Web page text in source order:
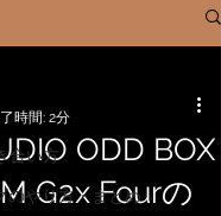
合い方
のやり方・まとめ
ODD BOX
G2x Fourの
時間: 2分